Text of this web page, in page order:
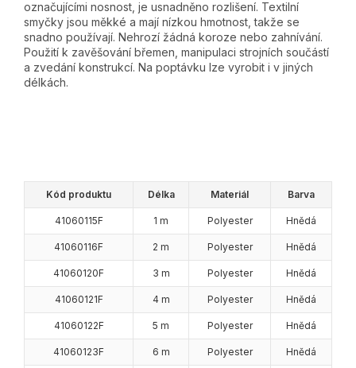
označujícími nosnost, je usnadněno rozlišení. Textilní
smyčky jsou měkké a mají nízkou hmotnost, takže se
snadno používají. Nehrozí žádná koroze nebo zahnívání.
Použití k zavěšování břemen, manipulaci strojních součástí
a zvedání konstrukcí. Na poptávku lze vyrobit i v jiných
délkách.
Kód produktu Délka Materiál Barva
41060115F 1 m Polyester Hnědá
41060116F 2 m Polyester Hnědá
41060120F 3 m Polyester Hnědá
41060121F 4 m Polyester Hnědá
41060122F 5 m Polyester Hnědá
41060123F 6 m Polyester Hnědá